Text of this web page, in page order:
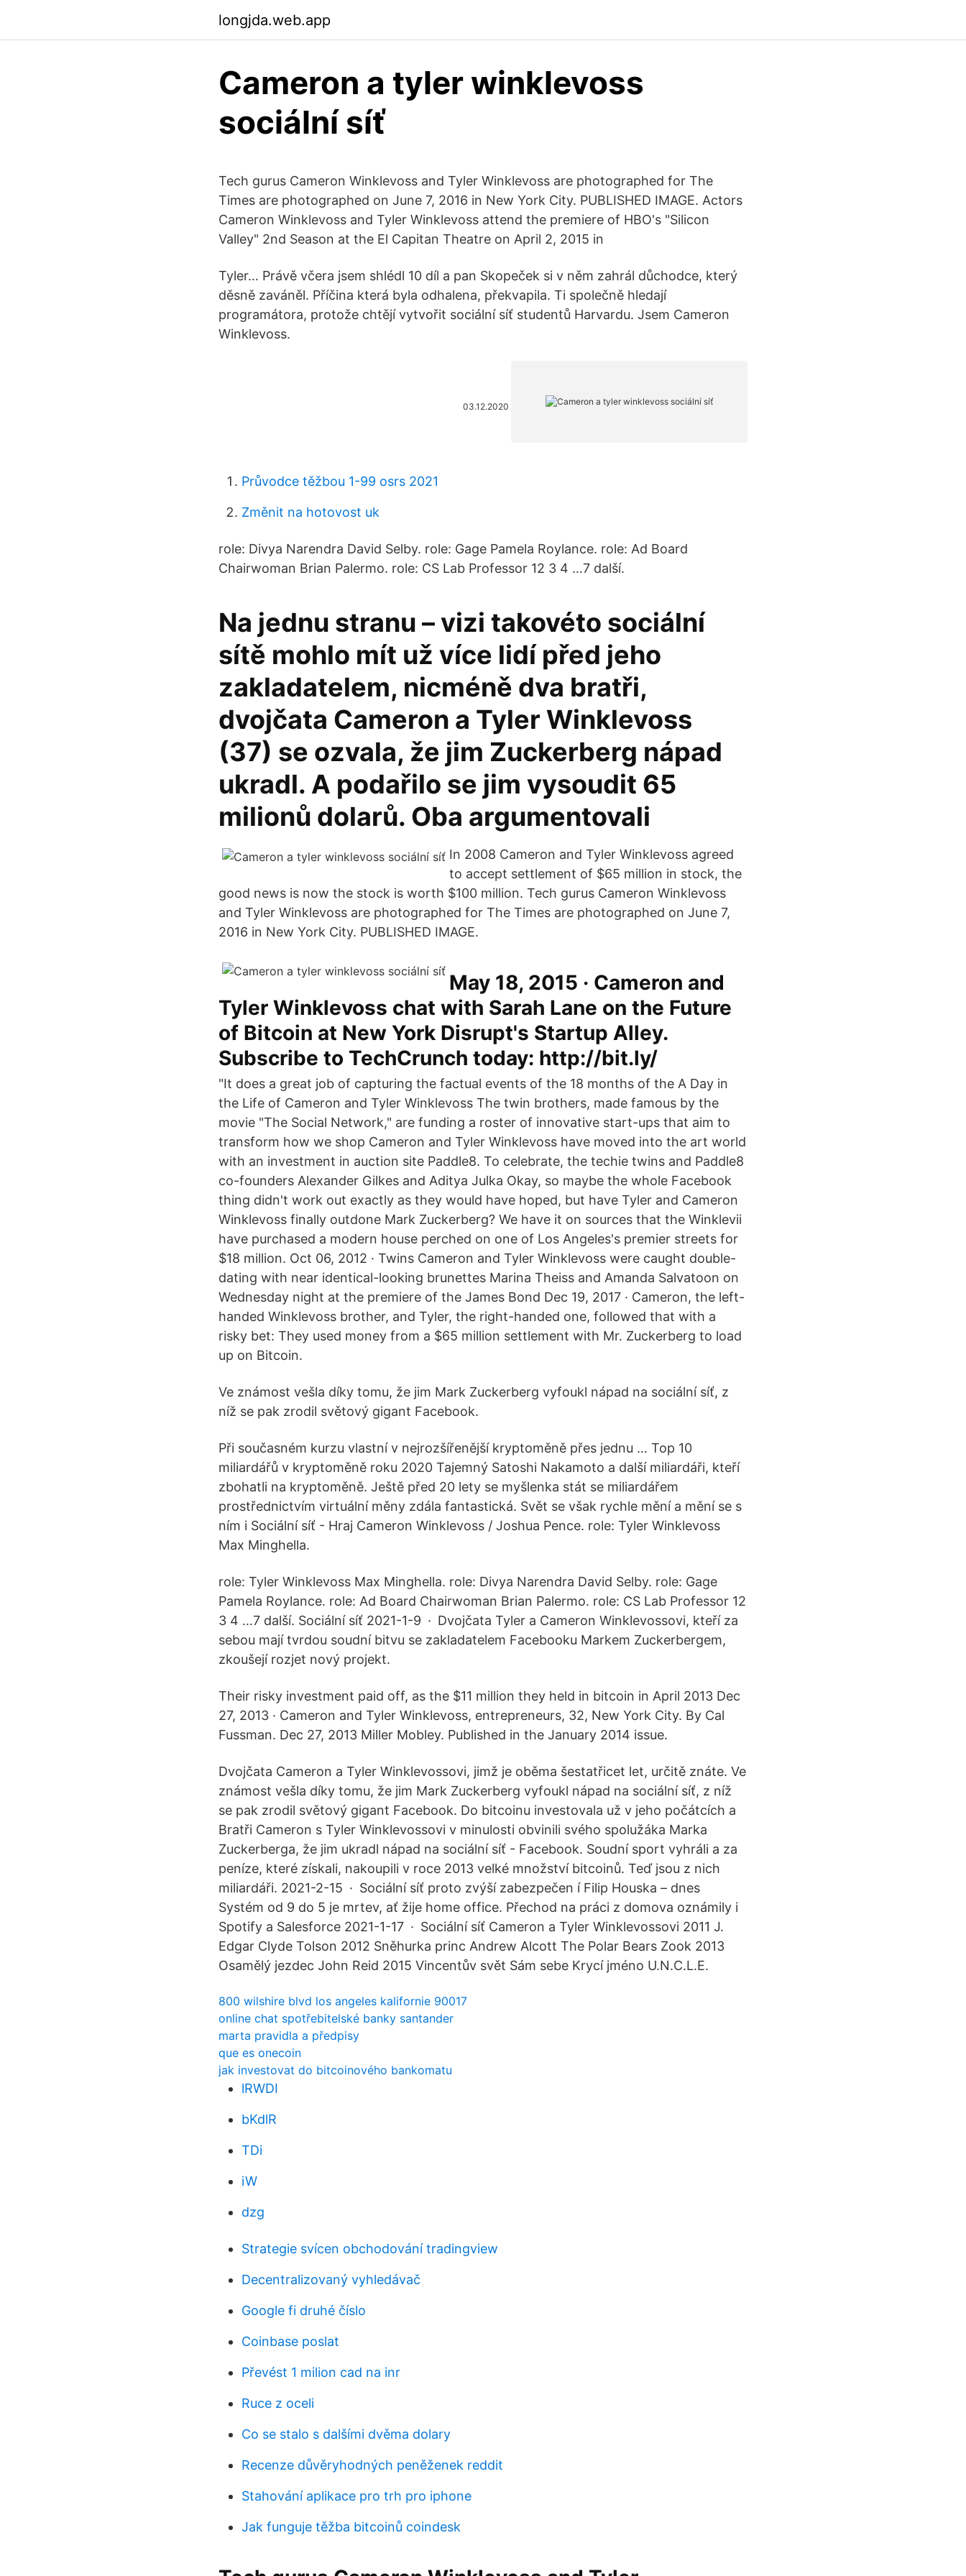
longjda.web.app
Cameron a tyler winklevoss
sociální síť
Tech gurus Cameron Winklevoss and Tyler Winklevoss are photographed for The
Times are photographed on June 7, 2016 in New York City. PUBLISHED IMAGE. Actors
Cameron Winklevoss and Tyler Winklevoss attend the premiere of HBO's "Silicon
Valley" 2nd Season at the El Capitan Theatre on April 2, 2015 in
Tyler… Právě včera jsem shlédl 10 díl a pan Skopeček si v něm zahrál důchodce, který
děsně zaváněl. Příčina která byla odhalena, překvapila. Ti společně hledají
programátora, protože chtějí vytvořit sociální síť studentů Harvardu. Jsem Cameron
Winklevoss.
03.12.2020
Průvodce těžbou 1-99 osrs 2021
Změnit na hotovost uk
role: Divya Narendra David Selby. role: Gage Pamela Roylance. role: Ad Board
Chairwoman Brian Palermo. role: CS Lab Professor 12 3 4 …7 další.
Na jednu stranu – vizi takovéto sociální
sítě mohlo mít už více lidí před jeho
zakladatelem, nicméně dva bratři,
dvojčata Cameron a Tyler Winklevoss
(37) se ozvala, že jim Zuckerberg nápad
ukradl. A podařilo se jim vysoudit 65
milionů dolarů. Oba argumentovali
In 2008 Cameron and Tyler Winklevoss agreed
to accept settlement of $65 million in stock, the
good news is now the stock is worth $100 million. Tech gurus Cameron Winklevoss
and Tyler Winklevoss are photographed for The Times are photographed on June 7,
2016 in New York City. PUBLISHED IMAGE.
May 18, 2015 · Cameron and
Tyler Winklevoss chat with Sarah Lane on the Future
of Bitcoin at New York Disrupt's Startup Alley.
Subscribe to TechCrunch today: http://bit.ly/
"It does a great job of capturing the factual events of the 18 months of the A Day in
the Life of Cameron and Tyler Winklevoss The twin brothers, made famous by the
movie "The Social Network," are funding a roster of innovative start-ups that aim to
transform how we shop Cameron and Tyler Winklevoss have moved into the art world
with an investment in auction site Paddle8. To celebrate, the techie twins and Paddle8
co-founders Alexander Gilkes and Aditya Julka Okay, so maybe the whole Facebook
thing didn't work out exactly as they would have hoped, but have Tyler and Cameron
Winklevoss finally outdone Mark Zuckerberg? We have it on sources that the Winklevii
have purchased a modern house perched on one of Los Angeles's premier streets for
$18 million. Oct 06, 2012 · Twins Cameron and Tyler Winklevoss were caught double-
dating with near identical-looking brunettes Marina Theiss and Amanda Salvatoon on
Wednesday night at the premiere of the James Bond Dec 19, 2017 · Cameron, the left-
handed Winklevoss brother, and Tyler, the right-handed one, followed that with a
risky bet: They used money from a $65 million settlement with Mr. Zuckerberg to load
up on Bitcoin.
Ve známost vešla díky tomu, že jim Mark Zuckerberg vyfoukl nápad na sociální síť, z
níž se pak zrodil světový gigant Facebook.
Při současném kurzu vlastní v nejrozšířenější kryptoměně přes jednu … Top 10
miliardářů v kryptoměně roku 2020 Tajemný Satoshi Nakamoto a další miliardáři, kteří
zbohatli na kryptoměně. Ještě před 20 lety se myšlenka stát se miliardářem
prostřednictvím virtuální měny zdála fantastická. Svět se však rychle mění a mění se s
ním i Sociální síť - Hraj Cameron Winklevoss / Joshua Pence. role: Tyler Winklevoss
Max Minghella.
role: Tyler Winklevoss Max Minghella. role: Divya Narendra David Selby. role: Gage
Pamela Roylance. role: Ad Board Chairwoman Brian Palermo. role: CS Lab Professor 12
3 4 …7 další. Sociální síť 2021-1-9 · Dvojčata Tyler a Cameron Winklevossovi, kteří za
sebou mají tvrdou soudní bitvu se zakladatelem Facebooku Markem Zuckerbergem,
zkoušejí rozjet nový projekt.
Their risky investment paid off, as the $11 million they held in bitcoin in April 2013 Dec
27, 2013 · Cameron and Tyler Winklevoss, entrepreneurs, 32, New York City. By Cal
Fussman. Dec 27, 2013 Miller Mobley. Published in the January 2014 issue.
Dvojčata Cameron a Tyler Winklevossovi, jimž je oběma šestatřicet let, určitě znáte. Ve
známost vešla díky tomu, že jim Mark Zuckerberg vyfoukl nápad na sociální síť, z níž
se pak zrodil světový gigant Facebook. Do bitcoinu investovala už v jeho počátcích a
Bratři Cameron s Tyler Winklevossovi v minulosti obvinili svého spolužáka Marka
Zuckerberga, že jim ukradl nápad na sociální síť - Facebook. Soudní sport vyhráli a za
peníze, které získali, nakoupili v roce 2013 velké množství bitcoinů. Teď jsou z nich
miliardáři. 2021-2-15 · Sociální síť proto zvýší zabezpečen í Filip Houska – dnes
Systém od 9 do 5 je mrtev, ať žije home office. Přechod na práci z domova oznámily i
Spotify a Salesforce 2021-1-17 · Sociální síť Cameron a Tyler Winklevossovi 2011 J.
Edgar Clyde Tolson 2012 Sněhurka princ Andrew Alcott The Polar Bears Zook 2013
Osamělý jezdec John Reid 2015 Vincentův svět Sám sebe Krycí jméno U.N.C.L.E.
800 wilshire blvd los angeles kalifornie 90017
online chat spotřebitelské banky santander
marta pravidla a předpisy
que es onecoin
jak investovat do bitcoinového bankomatu
lRWDI
bKdlR
TDi
iW
dzg
Strategie svícen obchodování tradingview
Decentralizovaný vyhledávač
Google fi druhé číslo
Coinbase poslat
Převést 1 milion cad na inr
Ruce z oceli
Co se stalo s dalšími dvěma dolary
Recenze důvěryhodných peněženek reddit
Stahování aplikace pro trh pro iphone
Jak funguje těžba bitcoinů coindesk